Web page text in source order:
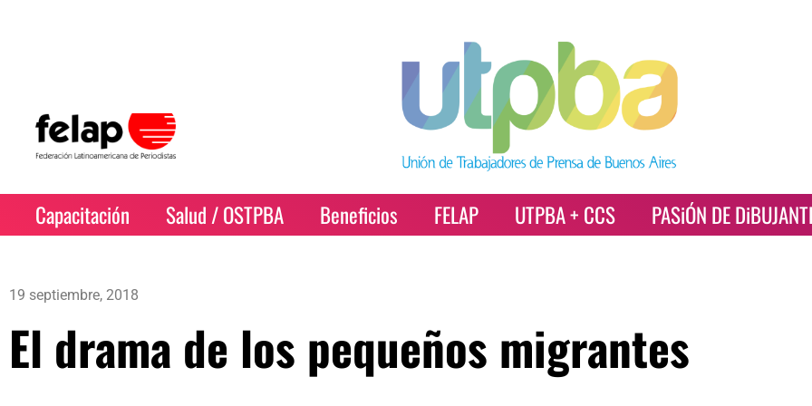
Capacitación Salud / OSTPBA Beneficios FELAP UTPBA + CCS PASiÓN DE
19 septiembre, 2018
El drama de los pequeños migrantes